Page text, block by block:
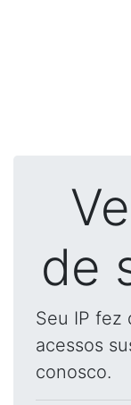
de
Seu IP fez
acessos
conosco.